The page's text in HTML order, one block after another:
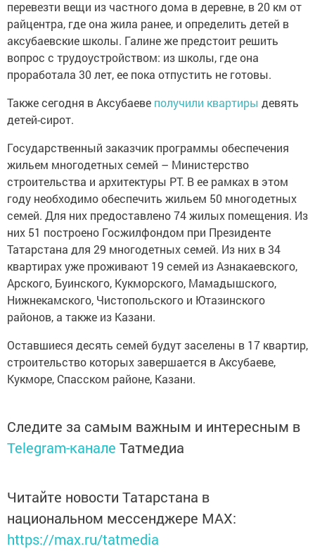
перевезти вещи из частного дома в деревне, в 20 км от
райцентра, где она жила ранее, и определить детей в
аксубаевские школы. Галине же предстоит решить
вопрос с трудоустройством: из школы, где она
проработала 30 лет, ее пока отпустить не готовы.
Также сегодня в Аксубаеве получили квартиры девять
детей-сирот.
Государственный заказчик программы обеспечения
жильем многодетных семей – Министерство
строительства и архитектуры РТ. В ее рамках в этом
году необходимо обеспечить жильем 50 многодетных
семей. Для них предоставлено 74 жилых помещения. Из
них 51 построено Госжилфондом при Президенте
Татарстана для 29 многодетных семей. Из них в 34
квартирах уже проживают 19 семей из Азнакаевского,
Арского, Буинского, Кукморского, Мамадышского,
Нижнекамского, Чистопольского и Ютазинского
районов, а также из Казани.
Оставшиеся десять семей будут заселены в 17 квартир,
строительство которых завершается в Аксубаеве,
Кукморе, Спасском районе, Казани.
Следите за самым важным и интересным в
Telegram-канале Татмедиа
Читайте новости Татарстана в
национальном мессенджере MАХ:
https://max.ru/tatmedia